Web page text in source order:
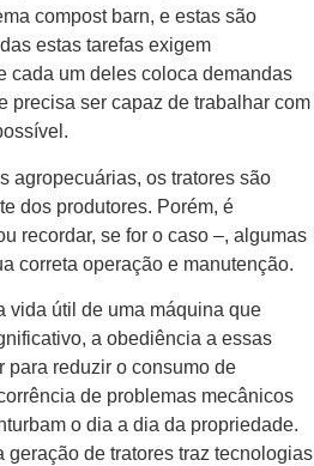
compost barn, e estas são
estas tarefas exigem
cada um deles coloca demandas
precisa ser capaz de trabalhar com
agropecuárias, os tratores são
dos produtores. Porém, é
recordar, se for o caso –, algumas
correta operação e manutenção.
vida útil de uma máquina que
a obediência a essas
para reduzir o consumo de
de problemas mecânicos
o dia a dia da propriedade.
geração de tratores traz tecnologias